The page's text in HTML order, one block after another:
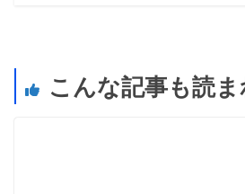
こんな記事も読